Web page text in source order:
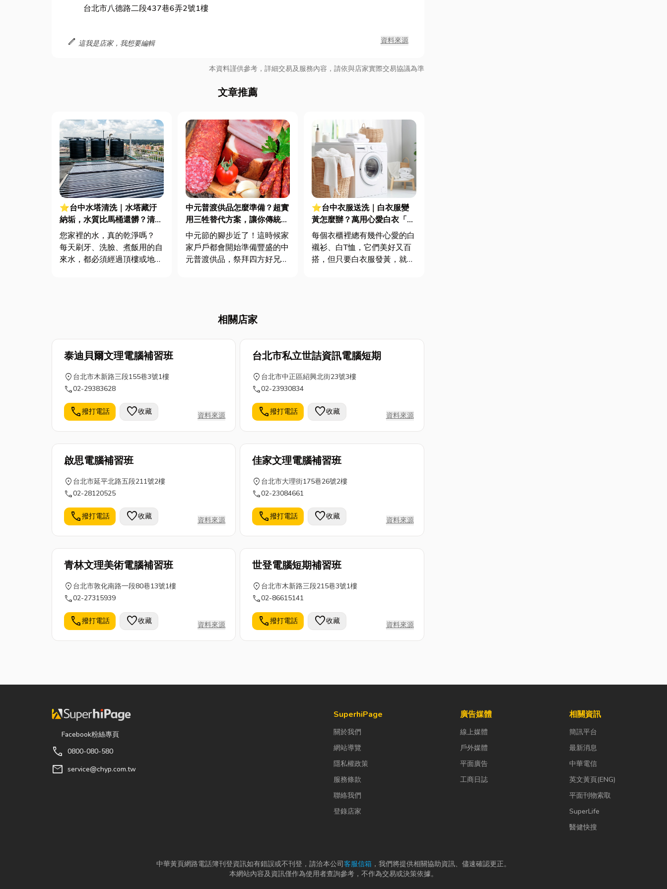
台北市八德路二段437巷6弄2號1樓
edit 這我是店家，我想要編輯 資料來源
本資料謹供參考，詳細交易及服務內容，請依與店家實際交易協議為準
文章推薦
⭐台中水塔清洗｜水塔藏汙
納垢，水質比馬桶還髒？清洗
頻率、必要性全解析
您家裡的水，真的乾淨嗎？
每天刷牙、洗臉、煮飯用的自
來水，都必須經過頂樓或地下
天，小編就...
中元普渡供品怎麼準備？超實
用三牲替代方案，讓你傳統與
新意一次搞定！
中元節的腳步近了！這時候家
家戶戶都會開始準備豐盛的中
元普渡供品，祭拜四方好兄
角，並提供超實用的中元拜拜
意滿分！ ...
⭐台中衣服送洗｜白衣服變
黃怎麼辦？萬用心愛白衣「煥
白」自救法大公開！
每個衣櫃裡總有幾件心愛的白
襯衫、白T恤，它們美好又百
搭，但只要白衣服發黃，就會
洗店家...
相關店家
泰迪貝爾文理電腦補習班
location_on 台北市木新路三段155巷3號1樓
call02-29383628
call撥打電話 favorite收藏 資料來源
台北市私立世詰資訊電腦短期
location_on 台北市中正區紹興北街23號3樓
call02-23930834
call撥打電話 favorite收藏 資料來源
啟思電腦補習班
location_on 台北市延平北路五段211號2樓
call02-28120525
call撥打電話 favorite收藏 資料來源
佳家文理電腦補習班
location_on 台北市大理街175巷26號2樓
call02-23084661
call撥打電話 favorite收藏 資料來源
青林文理美術電腦補習班
location_on 台北市敦化南路一段80巷13號1樓
call02-27315939
call撥打電話 favorite收藏 資料來源
世登電腦短期補習班
location_on 台北市木新路三段215巷3號1樓
call02-86615141
call撥打電話 favorite收藏 資料來源
Facebook粉絲專頁
call 0800-080-580
mail service@chyp.com.tw
SuperhiPage
關於我們
網站導覽
隱私權政策
服務條款
聯絡我們
登錄店家
廣告媒體
線上媒體
戶外媒體
平面廣告
工商日誌
相關資訊
簡訊平台
最新消息
中華電信
英文黃頁(ENG)
平面刊物索取
SuperLife
醫健快搜
中華黃頁網路電話簿刊登資訊如有錯誤或不刊登，請洽本公司客服信箱 ，我們將提供相關協助資訊、儘速確認更正。
本網站內容及資訊僅作為使用者查詢參考，不作為交易或決策依據。